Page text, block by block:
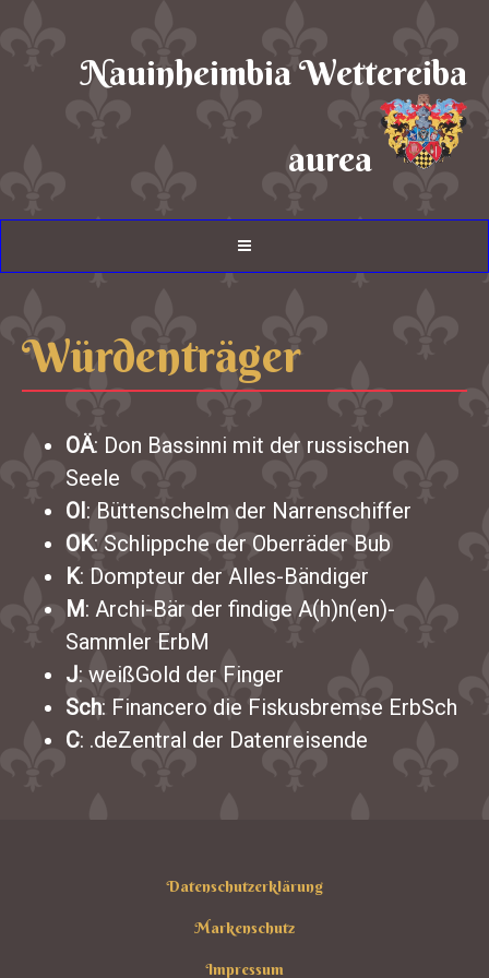
Nauinheimbia Wettereiba
aurea
Würdenträger
OÄ: Don Bassinni mit der russischen
Seele
OI: Büttenschelm der Narrenschiffer
OK: Schlippche der Oberräder Bub
K: Dompteur der Alles-Bändiger
M: Archi-Bär der findige A(h)n(en)-
Sammler ErbM
J: weißGold der Finger
Sch: Financero die Fiskusbremse ErbSch
C: .deZentral der Datenreisende
Datenschutzerklärung
Markenschutz
Impressum